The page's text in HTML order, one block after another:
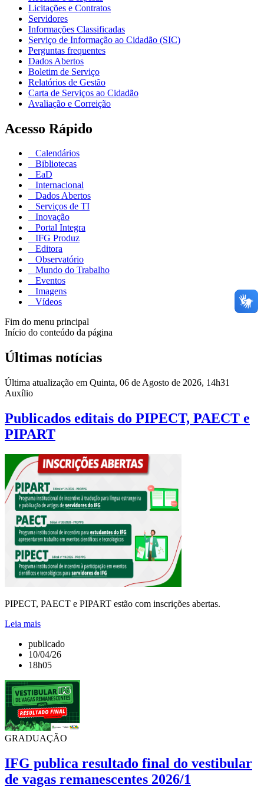
Licitações e Contratos
Servidores
Informações Classificadas
Serviço de Informação ao Cidadão (SIC)
Perguntas frequentes
Dados Abertos
Boletim de Serviço
Relatórios de Gestão
Carta de Serviços ao Cidadão
Avaliação e Correição
Acesso Rápido
Calendários
Bibliotecas
EaD
Internacional
Dados Abertos
Serviços de TI
Inovação
Portal Integra
IFG Produz
Editora
Observatório
Mundo do Trabalho
Eventos
Imagens
Vídeos
Fim do menu principal
Início do conteúdo da página
Últimas notícias
Última atualização em Quinta, 06 de Agosto de 2026, 14h31
Auxílio
Publicados editais do PIPECT, PAECT e
PIPART
PIPECT, PAECT e PIPART estão com inscrições abertas.
Leia mais
publicado
10/04/26
18h05
GRADUAÇÃO
IFG publica resultado final do vestibular
de vagas remanescentes 2026/1